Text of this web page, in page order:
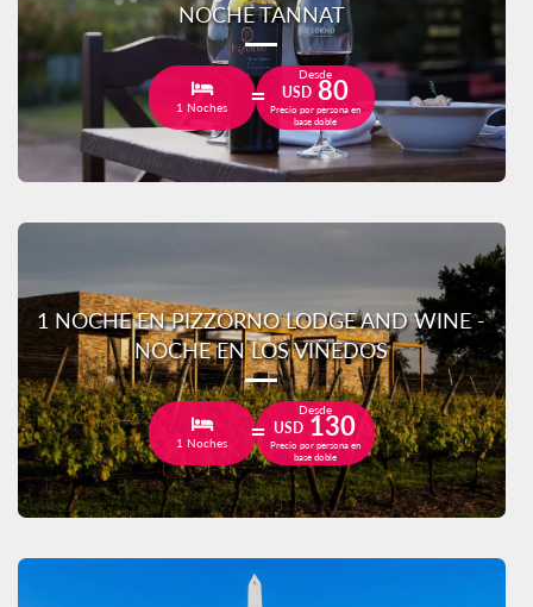
NOCHE TANNAT
1 Noches
Desde
USD80
Precio por persona en
base doble
1 NOCHE EN PIZZORNO LODGE AND WINE -
NOCHE EN LOS VIÑEDOS
1 Noches
Desde
USD 130
Precio por persona en
base doble